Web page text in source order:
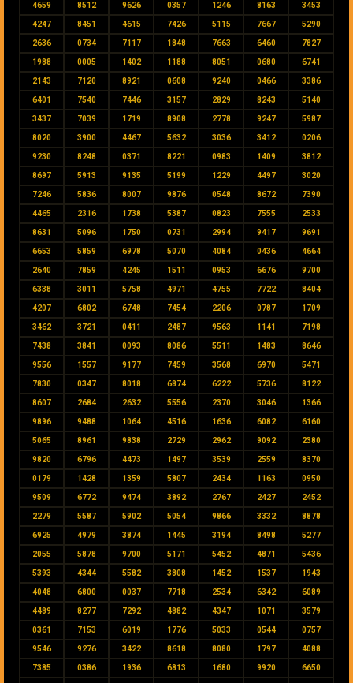
4659 8512 9626 0357 1246 8163 3453
4247 8451 4615 7426 5115 7667 5290
2636 0734 7117 1848 7663 6460 7827
1988 0005 1402 1188 8051 0680 6741
2143 7120 8921 0608 9240 0466 3386
6401 7540 7446 3157 2829 8243 5140
3437 7039 1719 8908 2778 9247 5987
8020 3900 4467 5632 3036 3412 0206
9230 8248 0371 8221 0983 1409 3812
8697 5913 9135 5199 1229 4497 3020
7246 5836 8007 9876 0548 8672 7390
4465 2316 1738 5387 0823 7555 2533
8631 5096 1750 0731 2994 9417 9691
6653 5859 6978 5070 4084 0436 4664
2640 7859 4245 1511 0953 6676 9700
6338 3011 5758 4971 4755 7722 8404
4207 6802 6748 7454 2206 0787 1709
3462 3721 0411 2487 9563 1141 7198
7438 3841 0093 8086 5511 1483 8646
9556 1557 9177 7459 3568 6970 5471
7830 0347 8018 6874 6222 5736 8122
8607 2684 2632 5556 2370 3046 1366
9896 9488 1064 4516 1636 6082 6160
5065 8961 9838 2729 2962 9092 2380
9820 6796 4473 1497 3539 2559 8370
0179 1428 1359 5807 2434 1163 0950
9509 6772 9474 3892 2767 2427 2452
2279 5587 5902 5054 9866 3332 8878
6925 4979 3874 1445 3194 8498 5277
2055 5878 9700 5171 5452 4871 5436
5393 4344 5582 3808 1452 1537 1943
4048 6800 0037 7718 2534 6342 6089
4489 8277 7292 4882 4347 1071 3579
0361 7153 6019 1776 5033 0544 0757
9546 9276 3422 8618 8080 1797 4088
7385 0386 1936 6813 1680 9920 6650